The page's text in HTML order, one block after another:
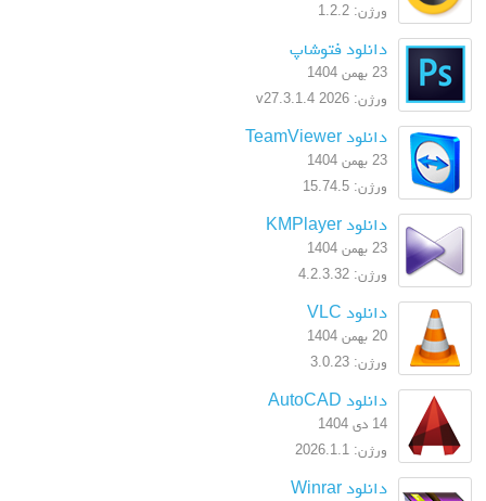
ورژن: 1.2.2
دانلود فتوشاپ
23 بهمن 1404
ورژن: 2026 v27.3.1.4
دانلود TeamViewer
23 بهمن 1404
ورژن: 15.74.5
دانلود KMPlayer
23 بهمن 1404
ورژن: 4.2.3.32
دانلود VLC
20 بهمن 1404
ورژن: 3.0.23
دانلود AutoCAD
14 دی 1404
ورژن: 2026.1.1
دانلود Winrar